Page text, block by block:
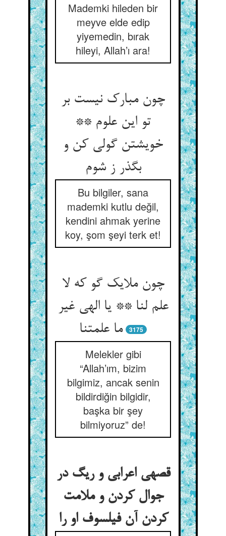
Mademki hileden bir
meyve elde edip
yiyemedin, bırak
hileyi, Allah’ı ara!
چون مبارک نیست بر
تو این علوم **
خویشتن گولی کن و
بگذر ز شوم‏
Bu bilgiler, sana
mademki kutlu değil,
kendini ahmak yerine
koy, şom şeyi terk et!
چون ملایک گو که لا
علم لنا ** یا الهی غیر
ما علمتنا
3175
Melekler gibi
“Allah’ım, bizim
bilgimiz, ancak senin
bildirdiğin bilgidir,
başka bir şey
bilmiyoruz” de!
قصه‏ی اعرابی و ریگ در
جوال کردن و ملامت
کردن آن فیلسوف او را